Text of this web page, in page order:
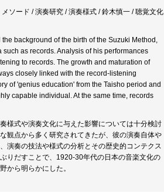
ソード / 演奏研究 / 演奏様式 / 鈴木慎一 / 聴覚文化
background of the birth of the Suzuki Method,
as records. Analysis of his performances
to records. The growth and maturation of
closely linked with the record-listening
of 'genius education' from the Taisho period and
capable individual. At the same time, records
様式や演奏文化に与えた影響については十分検討
観点から多く研究されてきたが、彼の演奏自体や
演奏の技法や様式の分析とその歴史的コンテクス
りだすことで、1920-30年代の日本の音楽文化の
から明らかにした。